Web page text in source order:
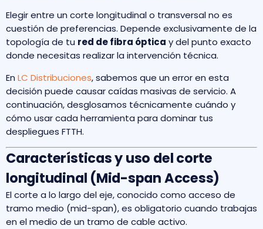
Elegir entre un corte longitudinal o transversal no es
cuestión de preferencias. Depende exclusivamente de la
topología de tu red de fibra óptica y del punto exacto
donde necesitas realizar la intervención técnica.
En LC Distribuciones, sabemos que un error en esta
decisión puede causar caídas masivas de servicio. A
continuación, desglosamos técnicamente cuándo y
cómo usar cada herramienta para dominar tus
despliegues FTTH.
Características y uso del corte
longitudinal (Mid-span Access)
El corte a lo largo del eje, conocido como acceso de
tramo medio (mid-span), es obligatorio cuando trabajas
en el medio de un tramo de cable activo.